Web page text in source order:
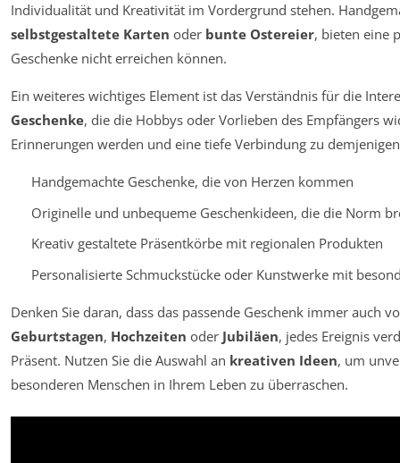
Individualität und Kreativität im Vordergrund stehen.
selbstgestaltete Karten oder bunte Ostereier, bieten eine
Geschenke nicht erreichen können.
Ein weiteres wichtiges Element ist das Verständnis für die
Geschenke, die die Hobbys oder Vorlieben des Empfängers
Erinnerungen werden und eine tiefe Verbindung zu
Handgemachte Geschenke, die von Herzen kommen
Originelle und unbequeme Geschenkideen, die die Norm
Kreativ gestaltete Präsentkörbe mit regionalen Produkten
Personalisierte Schmuckstücke oder Kunstwerke mit
Denken Sie daran, dass das passende Geschenk immer auch
Geburtstagen, Hochzeiten oder Jubiläen, jedes Ereignis
Präsent. Nutzen Sie die Auswahl an kreativen Ideen, um
besonderen Menschen in Ihrem Leben zu überraschen.